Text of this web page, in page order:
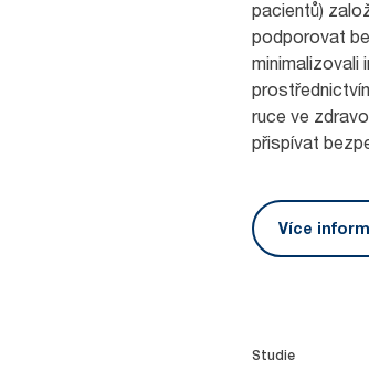
pacientů)
podporovat
minimalizovali
ruce ve
přispívat
Více
Studie